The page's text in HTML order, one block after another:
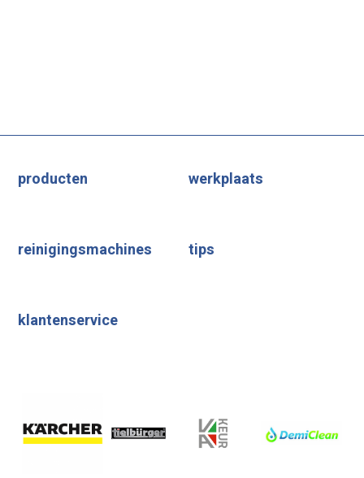
producten werkplaats
reinigingsmachines tips
klantenservice